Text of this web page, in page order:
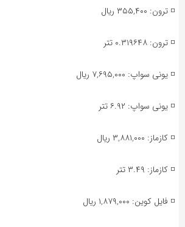
◽️ ترون: ۳۵۵,۴۰۰ ریال
◽️ ترون: ۰.۳۱۹۶۴۸ تتر
◽️ یونی سواپ: ۷,۶۹۵,۰۰۰ ریال
◽️ یونی سواپ: ۶.۹۲ تتر
◽️ کازماز: ۳,۸۸۱,۰۰۰ ریال
◽️ کازماز: ۳.۴۹ تتر
◽️ فایل کوین: ۱,۸۷۹,۰۰۰ ریال